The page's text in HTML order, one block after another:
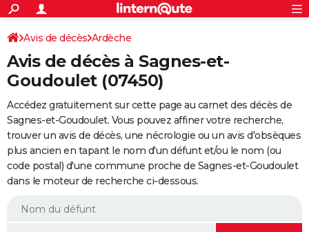
ACTUALITÉS
Politique
Société
Faits Divers
Education
Monde
Villes
+
SPORT
Coupe du monde 2026
Football
Tennis
Cyclisme
Rugby
Forum
CULTURE
FINANCE
Retraite
Impôts
Epargne
Immobilier
Risques naturels par ville
Banque
Assurance
Crédit
AUTO
Essais
Réserver un essai
Citadines
Berlines
SUV
Forum auto
+
HIGH-TECH
Mobiles
Meilleur smartphone
Internet
Ordinateurs
Jeux vidéo
Guide high-tech
+
BRICOLAGE
Forum
Aménagement intérieur
Extérieur
Cuisine
Salle de bains
Jardinage
Rangement
WEEK-END
Avis de décès Ardèche
Avis de décès à Sagnes-et-
Goudoulet (07450)
Accédez gratuitement sur cette page au carnet des décès de
Sagnes-et-Goudoulet. Vous pouvez affiner votre recherche,
trouver un avis de décès, une nécrologie ou un avis d'obsèques
plus ancien en tapant le nom d'un défunt et/ou le nom (ou
code postal) d'une commune proche de Sagnes-et-Goudoulet
dans le moteur de recherche ci-dessous.